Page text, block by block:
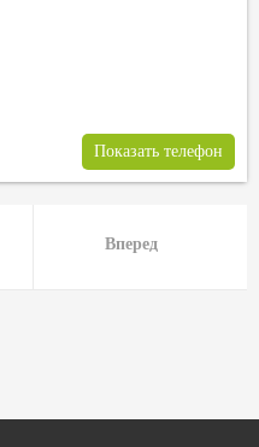
Показать телефон
Вперед